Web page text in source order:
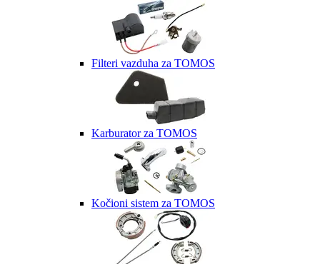
Filteri vazduha za TOMOS
Karburator za TOMOS
Kočioni sistem za TOMOS